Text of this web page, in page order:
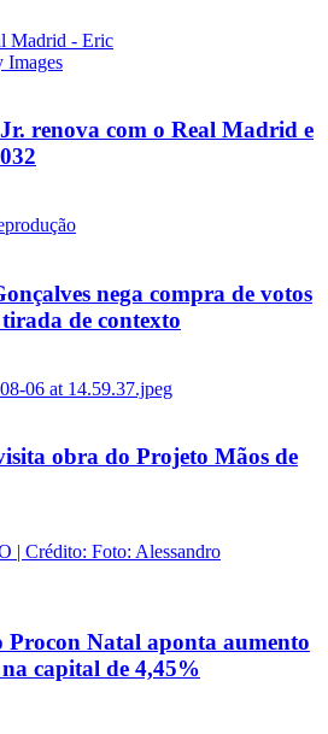
renova com o Real Madrid e
nega compra de votos
de contexto
obra do Projeto Mãos de
Procon Natal aponta aumento
capital de 4,45%